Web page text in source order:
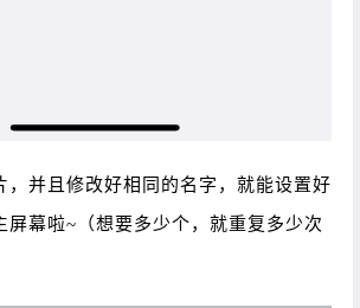
，并且修改好相同的名字，就能设置好
屏幕啦~（想要多少个，就重复多少次